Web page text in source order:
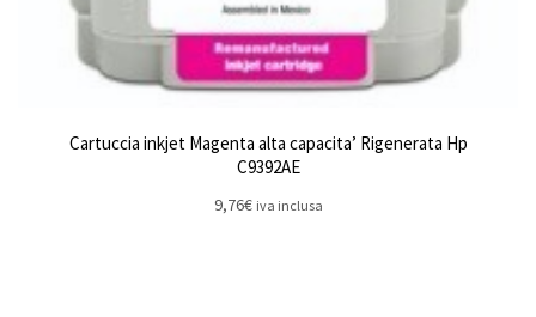
Cartuccia inkjet Magenta alta capacita’ Rigenerata Hp
C9392AE
9,76€ iva inclusa